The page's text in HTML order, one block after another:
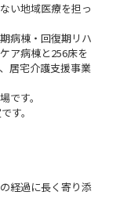
い地域医療を担っ
病棟・回復期リハ
ア病棟と256床を
居宅介護支援事業
です。
す。
経過に長く寄り添